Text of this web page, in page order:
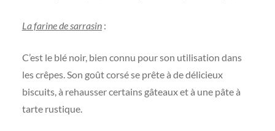
La farine de sarrasin:
C’est le blé noir, bien connu pour son utilisation dans
les crêpes. Son goût corsé se prête à de délicieux
biscuits, à rehausser certains gâteaux et à une pâte à
tarte rustique.